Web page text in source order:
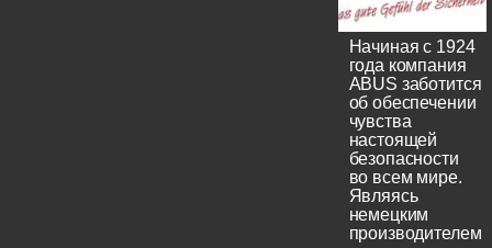
Начиная с 1924
года компания
ABUS заботится
об обеспечении
чувства
настоящей
безопасности
во всем мире.
Являясь
немецким
производителем